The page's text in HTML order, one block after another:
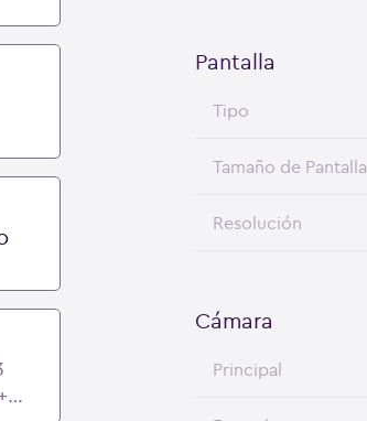
Pantalla
Tipo
Tamaño de Pantalla
Resolución
Cámara
Principal